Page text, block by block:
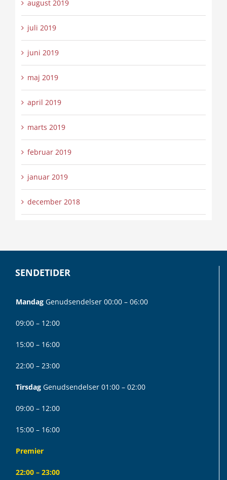
august 2019
juli 2019
juni 2019
maj 2019
april 2019
marts 2019
februar 2019
januar 2019
december 2018
SENDETIDER
Mandag Genudsendelser 00:00 – 06:00
09:00 – 12:00
15:00 – 16:00
22:00 – 23:00
Tirsdag Genudsendelser 01:00 – 02:00
09:00 – 12:00
15:00 – 16:00
Premier
22:00 – 23:00